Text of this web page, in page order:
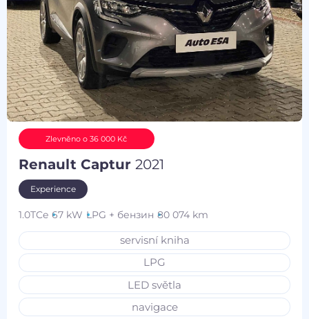
Zlevněno o 36 000 Kč
Renault Captur2021
Experience
1.0TCe 67 kW LPG + бензин 80 074 km
servisní kniha
LPG
LED světla
navigace